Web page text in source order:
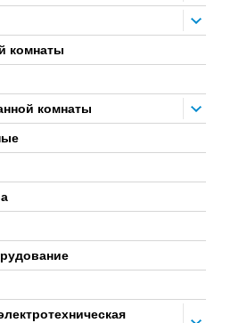
комнаты
комнаты